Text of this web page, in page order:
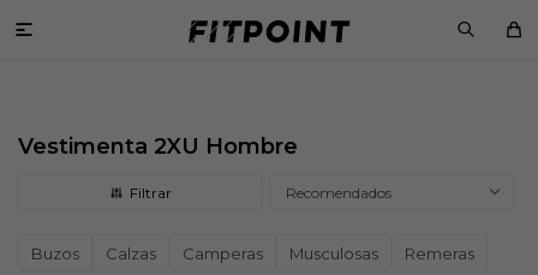

Vestimenta 2XU Hombre
Recomendados
Buzos Calzas Camperas Musculosas
Remeras